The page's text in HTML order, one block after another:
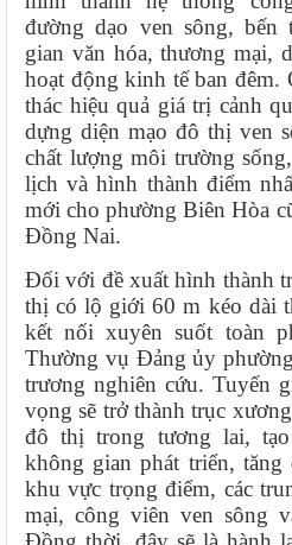
đường dạo ven sông,
gian văn hóa, thương mại,
hoạt động kinh tế ban đêm.
thác hiệu quả giá trị cảnh
dựng diện mạo đô thị ven
chất lượng môi trường
lịch và hình thành điểm
mới cho phường Biên Hòa
Đồng Nai.
Đối với đề xuất hình thành
thị có lộ giới 60 m kéo dài
kết nối xuyên suốt toàn
Thường vụ Đảng ủy
trương nghiên cứu. Tuyến
vọng sẽ trở thành trục
đô thị trong tương lai,
không gian phát triển,
khu vực trọng điểm, các
mại, công viên ven sông